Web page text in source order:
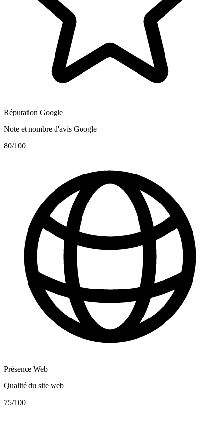
Réputation Google
Note et nombre d'avis Google
80/100
Présence Web
Qualité du site web
75/100